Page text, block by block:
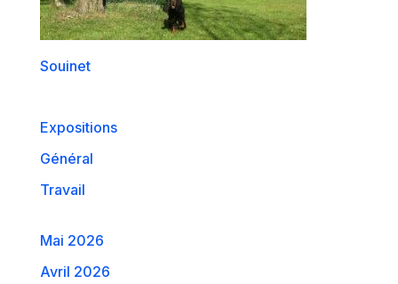
Souinet
Expositions
Général
Travail
Mai 2026
Avril 2026